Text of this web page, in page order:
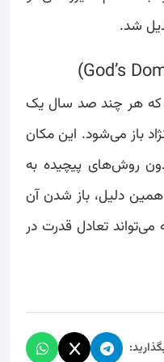
شد.
که هر چند صد سال یک
باز می‌شود. این مکان
روش‌های پیچیده به
همین دلیل، باز شدن آن
تعادل قدرت در